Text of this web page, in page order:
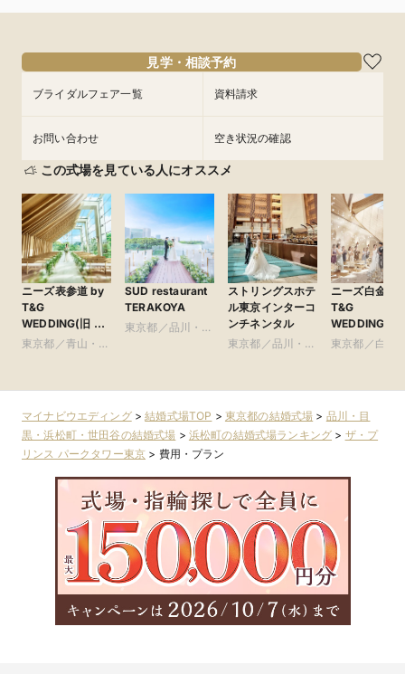
見学・相談予約
ブライダルフェア一覧 資料請求
お問い合わせ 空き状況の確認
この式場を見ている人にオススメ
ニーズ表参道 by
T&G
WEDDING(旧 表
参道TERRACE)
東京都／青山・表
SUD restaurant
TERAKOYA
東京都／品川・目
ストリングスホテ
ル東京インターコ
ンチネンタル
東京都／品川・目
ニーズ白金 by
T&G
WEDDING(旧
アーフェリー
東京都／白金
マイナビウエディング>結婚式場TOP > 東京都の結婚式場 > 品川・目
黒・浜松町・世田谷の結婚式場 > 浜松町の結婚式場ランキング > ザ・プ
リンス パークタワー東京 > 費用・プラン